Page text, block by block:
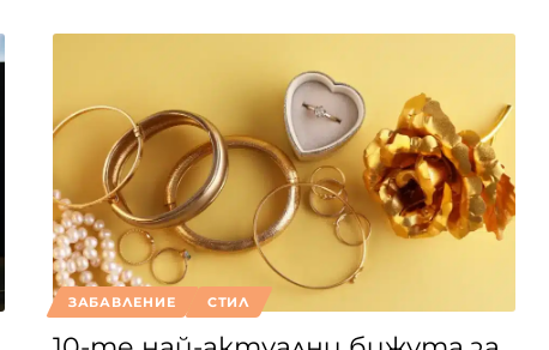
ЗАБАВЛЕНИЕ СТИЛ